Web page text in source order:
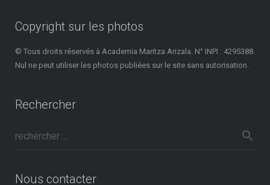
Copyright sur les photos
© Tous droits réservés à Academia Maritza Arizala. N° INPI : 4295388.
Nul ne peut utiliser les photos publiées sur le site sans autorisation.
Rechercher
Nous contacter